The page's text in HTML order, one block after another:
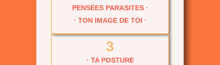
PENSÉES PARASITES ·
· TON IMAGE DE TOI ·
3
· TA POSTURE